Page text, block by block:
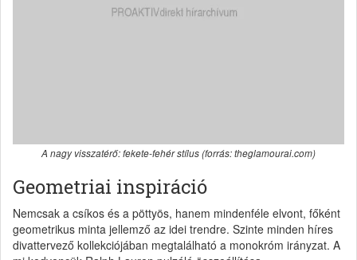
A nagy visszatérő: fekete-fehér stílus (forrás: theglamourai.com)
Geometriai inspiráció
Nemcsak a csíkos és a pöttyös, hanem mindenféle elvont, főként
geometrikus minta jellemző az idei trendre. Szinte minden híres
divattervező kollekciójában megtalálható a monokróm irányzat. A